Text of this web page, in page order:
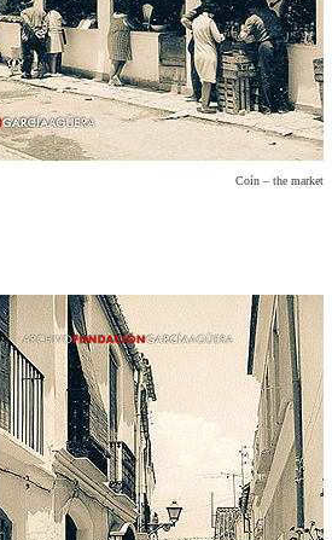
Coín – the market